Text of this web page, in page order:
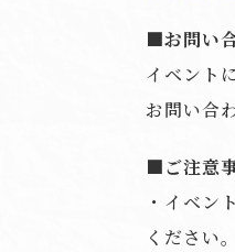
■お問い
イベント
お問い
■ご注意
・イベン
ください。